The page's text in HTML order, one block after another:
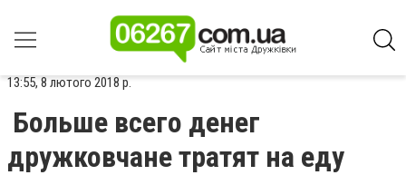
13:55, 8 лютого 2018 р.
Больше всего денег
дружковчане тратят на еду